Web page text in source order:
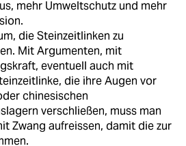
mehr Umweltschutz und mehr
die Steinzeitlinken zu
Mit Argumenten, mit
eventuell auch mit
die ihre Augen vor
chinesischen
verschließen, muss man
Zwang aufreissen, damit die zur